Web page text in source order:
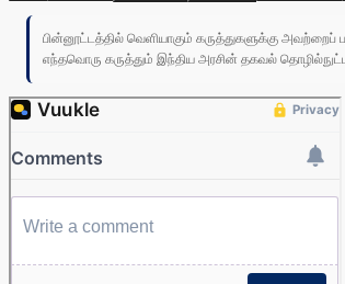
பின்னூட்டத்தில் வெளியாகும் கருத்துகளுக்கு அவற்றைப்
எந்தவொரு கருத்தும் இந்திய அரசின் தகவல்